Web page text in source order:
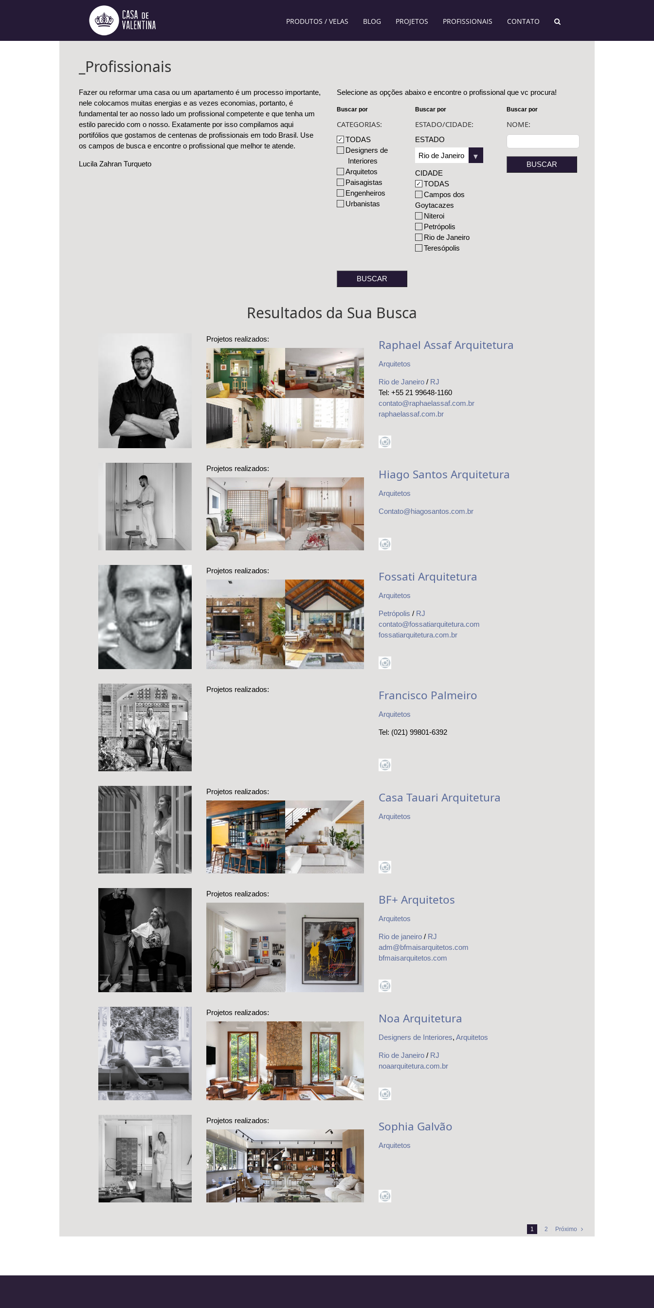
PRODUTOS / VELAS BLOG PROJETOS PROFISSIONAIS CONTATO
_Profissionais
Fazer ou reformar uma casa ou um apartamento é um processo importante,
nele colocamos muitas energias e as vezes economias, portanto, é
fundamental ter ao nosso lado um profissional competente e que tenha um
estilo parecido com o nosso. Exatamente por isso compilamos aqui
portifólios que gostamos de centenas de profissionais em todo Brasil. Use
os campos de busca e encontre o profissional que melhor te atende.
Lucila Zahran Turqueto
Selecione as opções abaixo e encontre o profissional que vc procura!
Buscar por
CATEGORIAS:
TODAS
Designers de
Interiores
Arquitetos
Paisagistas
Engenheiros
Urbanistas
Buscar por
ESTADO/CIDADE:
ESTADO
CIDADE
TODAS
Campos dos
Goytacazes
Niteroi
Petrópolis
Rio de Janeiro
Teresópolis
Buscar por
NOME:
Resultados da Sua Busca
Projetos realizados:
Uma casa-
coleção cheia de
personalidade
Apartamento
espaçoso,
acolhedor e com
varanda integrada
Apartamento com
cozinha afetiva e
modernismo
tropical em
Raphael Assaf Arquitetura
Arquitetos
Rio de Janeiro / RJ
Tel: +55 21 99648-1160
contato@raphaelassaf.com.br
raphaelassaf.com.br
Projetos realizados:
Minimalismo
escandinavo com
toques da
arquitetura
japonesa
Apartamento
passa por reforma
completa para
atender pai e filha
Hiago Santos Arquitetura
Arquitetos
Contato@hiagosantos.com.br
Projetos realizados:
Casa
contemporânea
com pegada
industrial em vila
charmosa
Casa térrea
contemporânea
com vista para as
montanhas e
decoração
acolhedora
Fossati Arquitetura
Arquitetos
Petrópolis / RJ
contato@fossatiarquitetura.com
fossatiarquitetura.com.br
Projetos realizados: Francisco Palmeiro
Arquitetos
Tel: (021) 99801-6392
Projetos realizados:
Cozinha funcional
com ambiente
integrado e visual
marcante em
casa no Cidade
Jardim
Ambientes
integrados,
madeira escura e
muitas plantas
Casa Tauari Arquitetura
Arquitetos
Projetos realizados:
Reforma
completa une
conforto,
praticidade e
estilo minimalista
BF+ Arquitetos
Arquitetos
Rio de janeiro / RJ
adm@bfmaisarquitetos.com
bfmaisarquitetos.com
Projetos realizados:
Projeto no campo
une lazer, conforto
e integração com
a natureza
Noa Arquitetura
Designers de Interiores, Arquitetos
Rio de Janeiro / RJ
noaarquitetura.com.br
Projetos realizados:
Apartamento
renovado sem
perder a essência
Sophia Galvão
Arquitetos
1 2 Próximo